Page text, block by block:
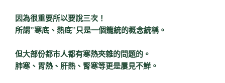
因為很重要所以要說三次！
所謂”寒底、熱底”只是一個籠統的概念統稱。
但大部份都市人都有寒熱夾雜的問題的。
肺寒、胃熱、肝熱、腎寒等更是屢見不鮮。